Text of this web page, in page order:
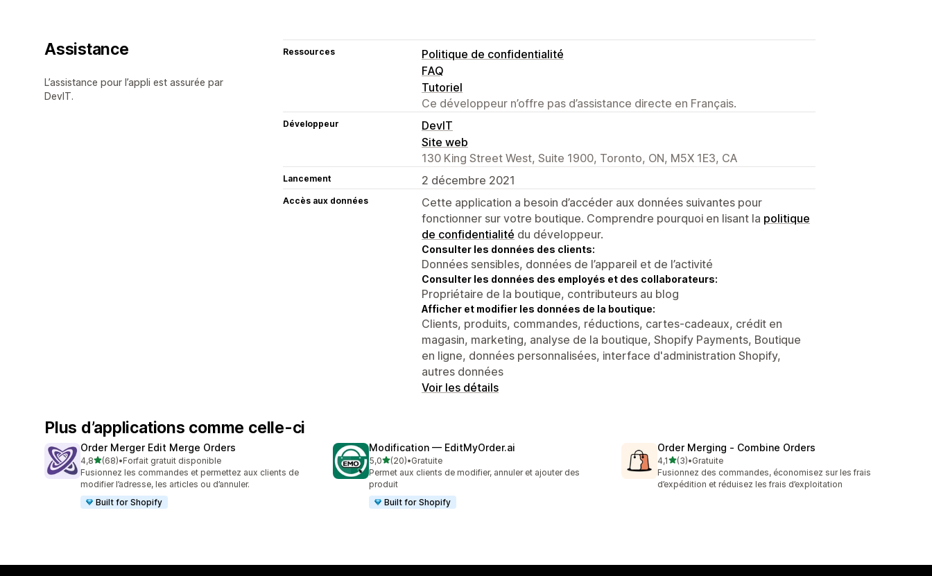
Assistance
L’assistance pour l’appli est assurée par
DevIT.
Ressources
Politique de confidentialité
FAQ
Tutoriel
Ce développeur n’offre pas d’assistance directe en Français.
Développeur
DevIT
Site web
130 King Street West, Suite 1900, Toronto, ON, M5X 1E3, CA
Lancement 2 décembre 2021
Accès aux données
Cette application a besoin d’accéder aux données suivantes pour
fonctionner sur votre boutique. Comprendre pourquoi en lisant la politique
de confidentialité du développeur.
Consulter les données des clients:
Données sensibles, données de l’appareil et de l’activité
Consulter les données des employés et des collaborateurs:
Propriétaire de la boutique, contributeurs au blog
Afficher et modifier les données de la boutique:
Clients, produits, commandes, réductions, cartes-cadeaux, crédit en
magasin, marketing, analyse de la boutique, Shopify Payments, Boutique
en ligne, données personnalisées, interface d'administration Shopify,
autres données
Voir les détails
Plus d’applications comme celle-ci
Order Merger Edit Merge Orders
4,8étoile(s) sur 5
(68)
68 avis au total
•Forfait gratuit disponible
Fusionnez les commandes et permettez aux clients de
modifier l’adresse, les articles ou d’annuler.
Built for Shopify
Modification — EditMyOrder.ai
5,0étoile(s) sur 5
(20)
20 avis au total
•Gratuite
Permet aux clients de modifier, annuler et ajouter des
produit
Built for Shopify
Order Merging ‑ Combine Orders
4,1étoile(s) sur 5
(3)
3 avis au total
•Gratuite
Fusionnez des commandes, économisez sur les frais
d’expédition et réduisez les frais d’exploitation